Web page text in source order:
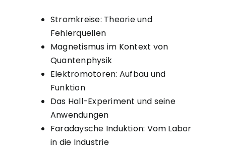
Stromkreise: Theorie und
Fehlerquellen
Magnetismus im Kontext von
Quantenphysik
Elektromotoren: Aufbau und
Funktion
Das Hall-Experiment und seine
Anwendungen
Faradaysche Induktion: Vom Labor
in die Industrie